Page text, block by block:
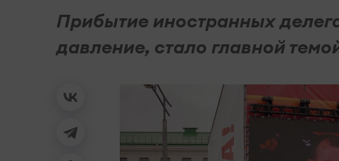
Прибытие иностранных
давление, стало главной